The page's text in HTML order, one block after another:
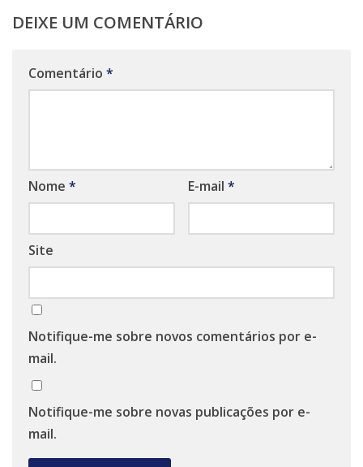
DEIXE UM COMENTÁRIO
Comentário *
Nome * E-mail *
Site
Notifique-me sobre novos comentários por e-
mail.
Notifique-me sobre novas publicações por e-
mail.